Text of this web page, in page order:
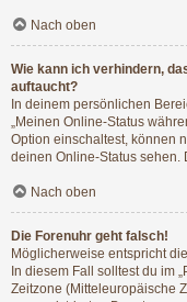
Nach oben
Wie kann ich verhindern,
auftaucht?
In deinem persönlichen
„Meinen Online-Status
Option einschaltest, können
deinen Online-Status sehen.
Nach oben
Die Forenuhr geht falsch!
Möglicherweise entspricht
In diesem Fall solltest du im
Zeitzone (Mitteleuropäische